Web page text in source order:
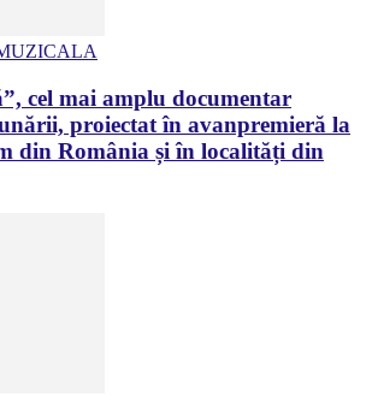
cel mai amplu documentar
proiectat în avanpremieră la
din România și în localități din